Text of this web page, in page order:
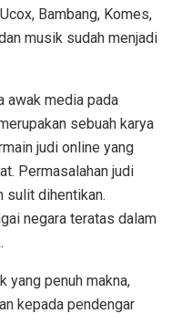
Bambang, Komes,
musik sudah menjadi
awak media pada
sebuah karya
judi online yang
Permasalahan judi
sulit dihentikan.
negara teratas dalam
yang penuh makna,
kepada pendengar